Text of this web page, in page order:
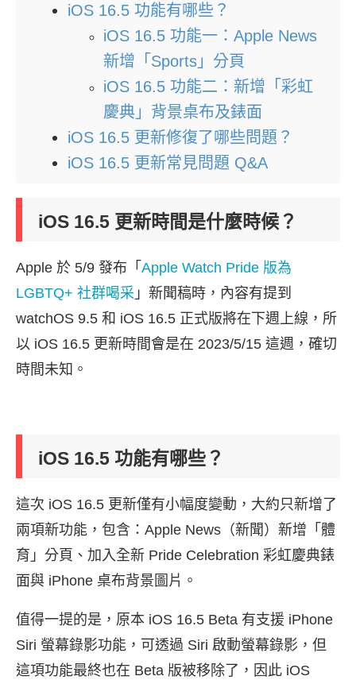
iOS 16.5 功能有哪些？
iOS 16.5 功能一：Apple News
新增「Sports」分頁
iOS 16.5 功能二：新增「彩虹
慶典」背景桌布及錶面
iOS 16.5 更新修復了哪些問題？
iOS 16.5 更新常見問題 Q&A
iOS 16.5 更新時間是什麼時候？
Apple 於 5/9 發布「 Apple Watch Pride 版為
LGBTQ+ 社群喝采 」新聞稿時，內容有提到
watchOS 9.5 和 iOS 16.5 正式版將在下週上線，所
以 iOS 16.5 更新時間會是在 2023/5/15 這週，確切
時間未知。
iOS 16.5 功能有哪些？
這次 iOS 16.5 更新僅有小幅度變動，大約只新增了
兩項新功能，包含：Apple News（新聞）新增「體
育」分頁、加入全新 Pride Celebration 彩虹慶典錶
面與 iPhone 桌布背景圖片。
值得一提的是，原本 iOS 16.5 Beta 有支援 iPhone
Siri 螢幕錄影功能，可透過 Siri 啟動螢幕錄影，但
這項功能最終也在 Beta 版被移除了，因此 iOS